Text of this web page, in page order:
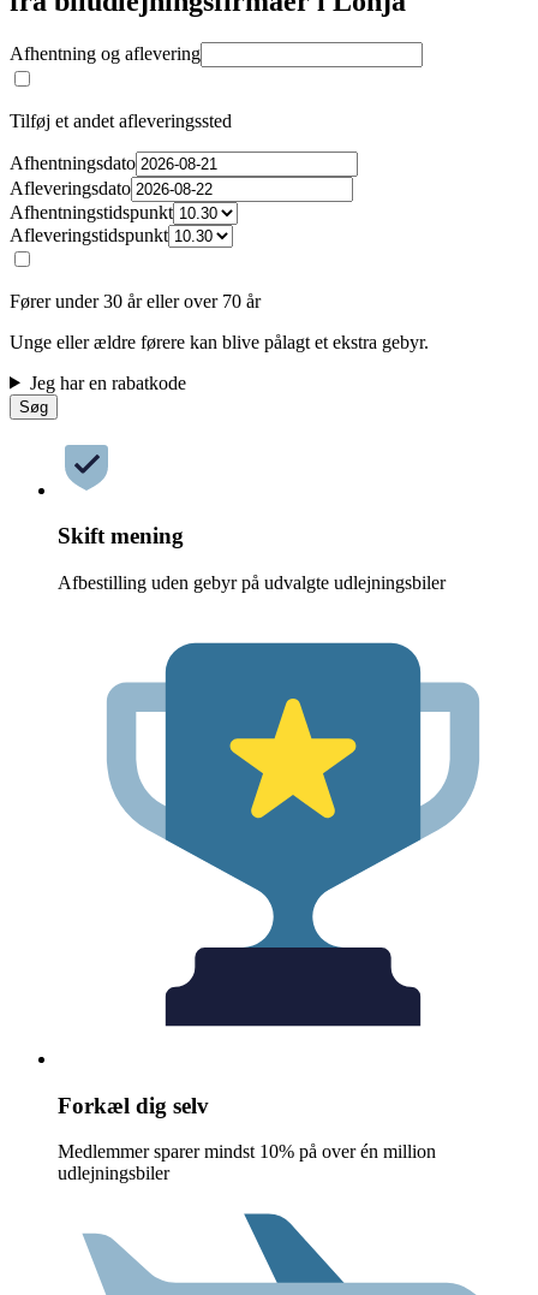
Afhentning og aflevering
Tilføj et andet afleveringssted
Afhentningsdato
Afleveringsdato
Afhentningstidspunkt
Afleveringstidspunkt
Fører under 30 år eller over 70 år
Unge eller ældre førere kan blive pålagt et ekstra gebyr.
Jeg har en rabatkode
Søg
Skift mening
Afbestilling uden gebyr på udvalgte udlejningsbiler
Forkæl dig selv
Medlemmer sparer mindst 10% på over én million
udlejningsbiler